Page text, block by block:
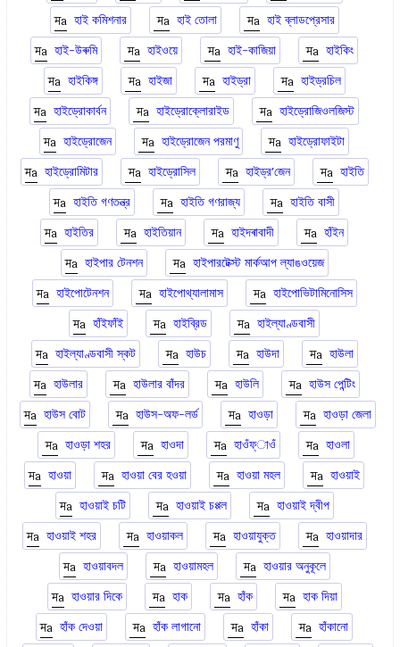
হাই কমিশনার
হাই তোলা
হাই ব্লাডপ্রেসার
হাই-উৰুমি
হাইওয়ে হাই-কাজিয়া
হাইকিং
হাইকিঙ্গ
হাইজা হাইড্রা
হাইড্রচিল
হাইড্রোকার্বন
হাইড্রোক্লোরাইড
হাইড্রোজিওলজিস্ট
হাইড্রোজেন
হাইড্রোজেন পরমাণু
হাইড্রোফাইটা
হাইড্রোমিটার
হাইড্রোসিল হাইড্রʼজেন
হাইতি
হাইতি গণতন্ত্র
হাইতি গণরাজ্য
হাইতি বাসী
হাইতির
হাইতিয়ান হাইদৰাবাদী
হাঁইন
হাইপার টেনশন
হাইপারটেক্স্ট মার্কআপ ল্যাঙওয়েজ
হাইপোটেনশন
হাইপোথ্যালামাস
হাইপোভিটামিনোসিস
হাঁইফাঁই
হাইব্রিড
হাইল্যাণ্ডবাসী
হাইল্যাণ্ডবাসী স্কট
হাউচ হাউদা
হাউলা
হাউলার
হাউলার বাঁদর হাউলি
হাউস পেন্টিং
হাউস বোট
হাউস-অফ-লর্ড হাওড়া
হাওড়া জেলা
হাওড়া শহর
হাওদা হাওঁফ্াওঁ
হাওলা
হাওয়া
হাওয়া বের হওয়া হাওয়া মহল
হাওয়াই
হাওয়াই চটি
হাওয়াই চপ্পল
হাওয়াই দ্বীপ
হাওয়াই শহর
হাওয়াকল হাওয়াযুক্ত
হাওয়াদার
হাওয়াবদল
হাওয়ামহল
হাওয়ার অনুকূলে
হাওয়ার দিকে
হাক হাঁক
হাক দিয়া
হাঁক দেওয়া
হাঁক লাগানো হাঁকা
হাঁকানো